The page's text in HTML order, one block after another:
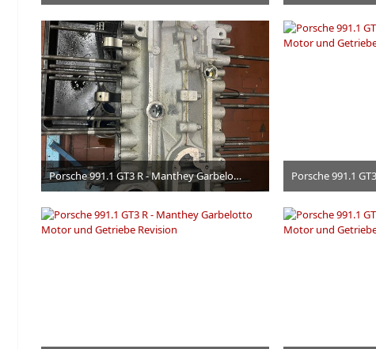
24. Juni 2026
Porsche 991.1 GT3 R - Manthey Garbelotto Motor und Getriebe Revision
24. Juni 2026